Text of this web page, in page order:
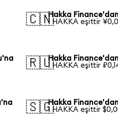
🇨🇳Hakka
1 HAKKA eşittir
🇷🇺Hakka
1 HAKKA eşittir
🇸🇬Hakka
1 HAKKA eşittir